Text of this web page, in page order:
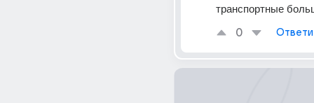
транспортные
0